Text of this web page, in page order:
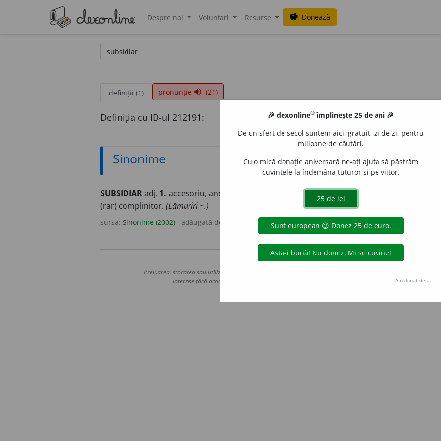
Despre noi Voluntari Resurse savings Donează
definiții (1) pronunție volume_up (21)
Definiția cu ID-ul 212191:
Sinonime
SUBSIDIARadj. 1. accesoriu, anex, auxiliar, secundar. (Element ~ într-un mecanism.)
(rar) complinitor. (Lămuriri ~.)
sursa: Sinonime (2002) adăugată de acțiuni
Copyright © 2004-2026 dexonline (https://dexonline.ro)
Preluarea, stocarea sau utilizarea datelor de pe acest site, inclusiv prin orice metode de extragere automată
interzise fără acordul nostru prealabil scris, cu excepția seturilor de date oferite oficial spre utilizare
🎉 dexonline® împlinește 25 de ani 🎉
De un sfert de secol suntem aici, gratuit, zi de zi, pentru
milioane de căutări.
Cu o mică donație aniversară ne-ați ajuta să păstrăm
cuvintele la îndemâna tuturor și pe viitor.
Am donat deja.